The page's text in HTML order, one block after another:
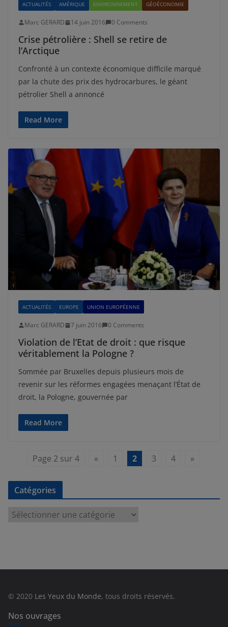
ACTUALITÉS AMÉRIQUE ENVIRONNEMENT GÉOÉCONOMIE
Marc GERARD 14 juin 2016 0 Comments
Crise pétrolière : Shell se retire de
l’Arctique
Confronté à un contexte économique difficile marqué
par la chute des prix des hydrocarbures, le géant
pétrolier Shell a annoncé
Read More
ACTUALITÉS EUROPE UNION EUROPÉENNE
Marc GERARD 7 juin 2016 0 Comments
Violation de l’Etat de droit : que risque
véritablement la Pologne ?
Sommée par Bruxelles depuis plusieurs mois de
revenir sur les réformes engagées menaçant l’État de
droit, la Pologne, gouvernée par
Read More
Page 2 sur 4 « 1 2 3 4 »
Catégories
e
© 2020 Les Yeux du Monde, tous droits réservés.
Nos ouvrages